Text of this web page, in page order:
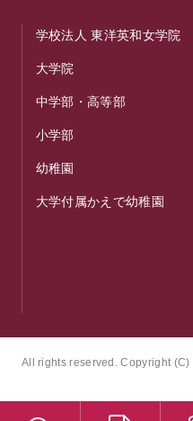
学校法人 東洋英和女学院
大学院
中学部・高等部
小学部
幼稚園
大学付属かえで幼稚園
All rights reserved. Copyright (C)